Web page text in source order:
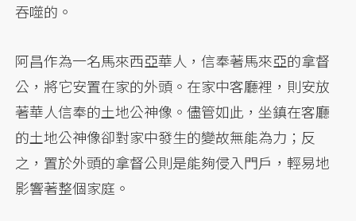
吞噬的。
阿昌作為一名馬來西亞華人，信奉著馬來亞的拿督
公，將它安置在家的外頭。在家中客廳裡，則安放
著華人信奉的土地公神像。儘管如此，坐鎮在客廳
的土地公神像卻對家中發生的變故無能為力；反
之，置於外頭的拿督公則是能夠侵入門戶，輕易地
影響著整個家庭。